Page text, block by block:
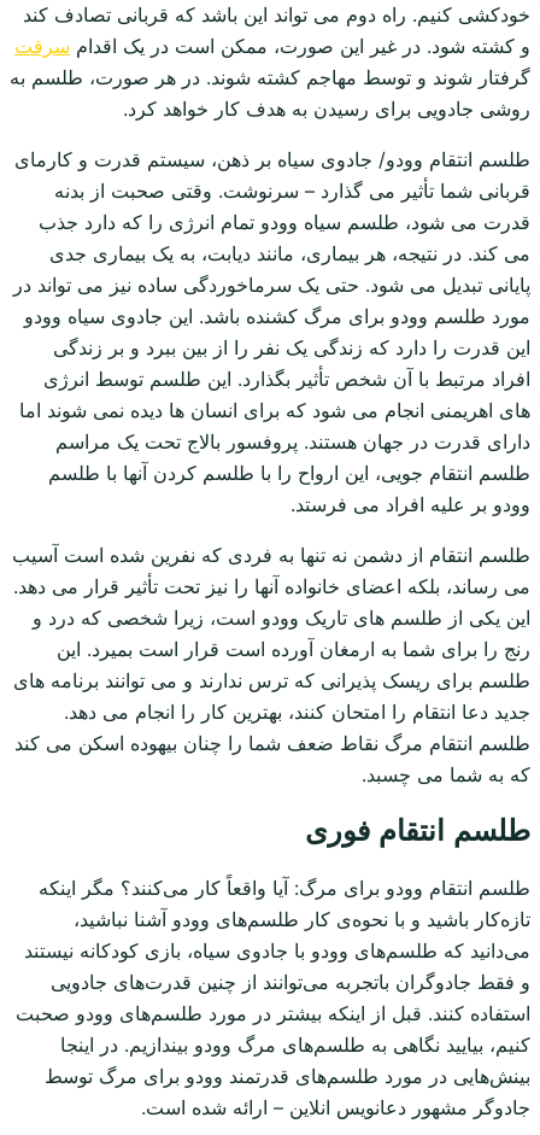
خودکشی کنیم. راه دوم می تواند این باشد که قربانی تصادف کند
و کشته شود. در غیر این صورت، ممکن است در یک اقدام سرقت
گرفتار شوند و توسط مهاجم کشته شوند. در هر صورت، طلسم به
روشی جادویی برای رسیدن به هدف کار خواهد کرد.
طلسم انتقام وودو/ جادوی سیاه بر ذهن، سیستم قدرت و کارمای
قربانی شما تأثیر می گذارد – سرنوشت. وقتی صحبت از بدنه
قدرت می شود، طلسم سیاه وودو تمام انرژی را که دارد جذب
می کند. در نتیجه، هر بیماری، مانند دیابت، به یک بیماری جدی
پایانی تبدیل می شود. حتی یک سرماخوردگی ساده نیز می تواند در
مورد طلسم وودو برای مرگ کشنده باشد. این جادوی سیاه وودو
این قدرت را دارد که زندگی یک نفر را از بین ببرد و بر زندگی
افراد مرتبط با آن شخص تأثیر بگذارد. این طلسم توسط انرژی
های اهریمنی انجام می شود که برای انسان ها دیده نمی شوند اما
دارای قدرت در جهان هستند. پروفسور بالاج تحت یک مراسم
طلسم انتقام جویی، این ارواح را با طلسم کردن آنها با طلسم
وودو بر علیه افراد می فرستد.
طلسم انتقام از دشمن نه تنها به فردی که نفرین شده است آسیب
می رساند، بلکه اعضای خانواده آنها را نیز تحت تأثیر قرار می دهد.
این یکی از طلسم های تاریک وودو است، زیرا شخصی که درد و
رنج را برای شما به ارمغان آورده است قرار است بمیرد. این
طلسم برای ریسک پذیرانی که ترس ندارند و می توانند برنامه های
جدید دعا انتقام را امتحان کنند، بهترین کار را انجام می دهد.
طلسم انتقام مرگ نقاط ضعف شما را چنان بیهوده اسکن می کند
که به شما می چسبد.
طلسم انتقام فوری
طلسم انتقام وودو برای مرگ: آیا واقعاً کار می‌کنند؟ مگر اینکه
تازه‌کار باشید و با نحوه‌ی کار طلسم‌های وودو آشنا نباشید،
می‌دانید که طلسم‌های وودو با جادوی سیاه، بازی کودکانه نیستند
و فقط جادوگران باتجربه می‌توانند از چنین قدرت‌های جادویی
استفاده کنند. قبل از اینکه بیشتر در مورد طلسم‌های وودو صحبت
کنیم، بیایید نگاهی به طلسم‌های مرگ وودو بیندازیم. در اینجا
بینش‌هایی در مورد طلسم‌های قدرتمند وودو برای مرگ توسط
جادوگر مشهور دعانویس انلاین – ارائه شده است.